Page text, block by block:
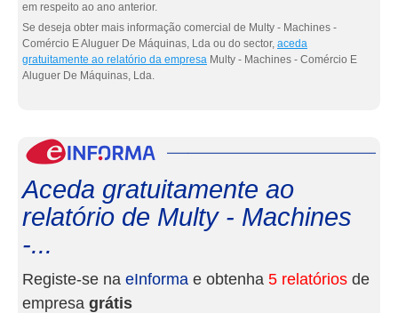
em respeito ao ano anterior.
Se deseja obter mais informação comercial de Multy - Machines -
Comércio E Aluguer De Máquinas, Lda ou do sector, aceda
gratuitamente ao relatório da empresa Multy - Machines - Comércio E
Aluguer De Máquinas, Lda.
Aceda gratuitamente ao
relatório de Multy - Machines
-...
Registe-se na eInforma e obtenha 5 relatórios de
empresa grátis